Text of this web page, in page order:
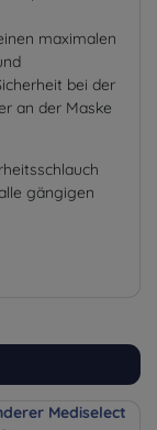
maximalen
bei der
an der Maske
gängigen